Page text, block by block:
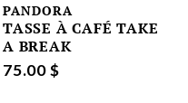
PANDORA
TASSE À CAFÉ TAKE
A BREAK
75.00 $